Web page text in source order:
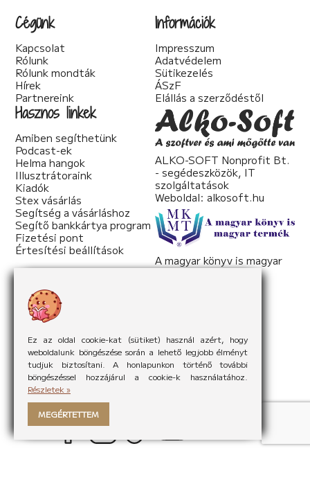
Ez az oldal cookie-kat (sütiket) használ azért, hogy
weboldalunk böngészése során a lehető legjobb élményt
tudjuk biztosítani. A honlapunkon történő további
böngészéssel hozzájárul a cookie-k használatához.
Részletek »
MEGÉRTETTEM
Cégünk
Kapcsolat
Rólunk
Rólunk mondták
Hírek
Partnereink
Információk
Impresszum
Adatvédelem
Sütikezelés
ÁSzF
Elállás a szerződéstől
Hasznos linkek
Amiben segíthetünk
Podcast-ek
Helma hangok
Illusztrátoraink
Kiadók
Stex vásárlás
Segítség a vásárláshoz
Segítő bankkártya program
Fizetési pont
Értesítési beállítások
ALKO-SOFT Nonprofit Bt.
- segédeszközök, IT
szolgáltatások
Weboldal: alkosoft.hu
A magyar könyv is magyar
termék